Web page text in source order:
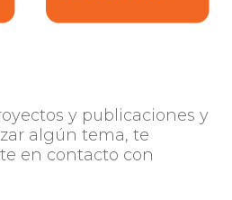
y publicaciones y
algún tema, te
en contacto con